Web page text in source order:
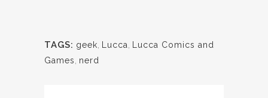
TAGS: geek Lucca
Lucca Comics and
Games
nerd